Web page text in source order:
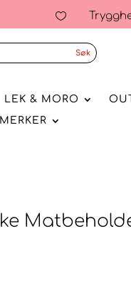

LEK & MORO
MERKER